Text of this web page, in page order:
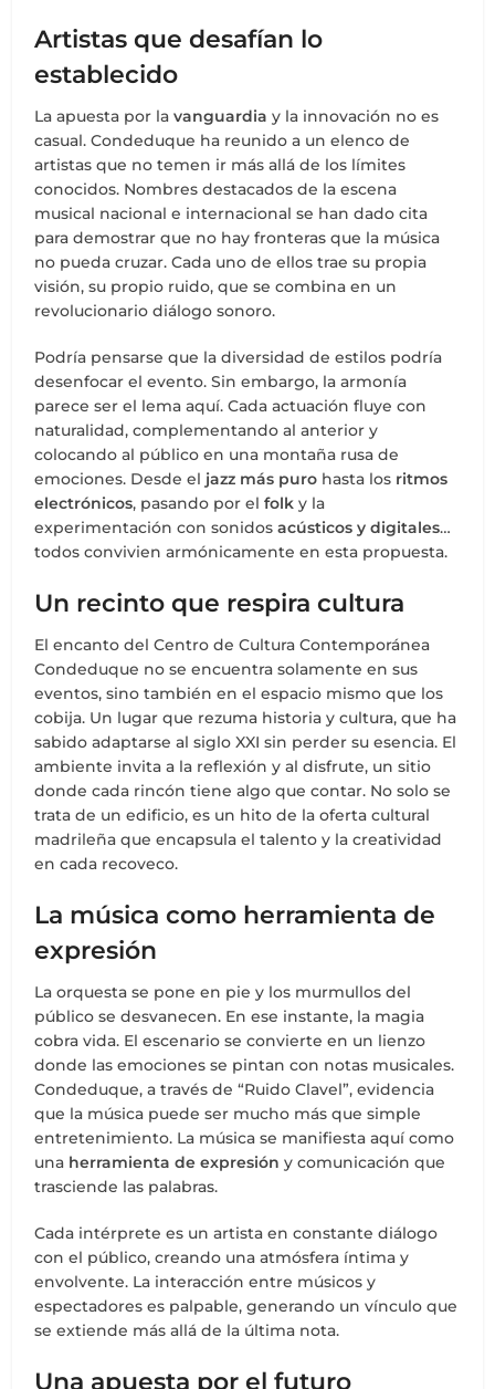
Artistas que desafían lo
establecido
La apuesta por lavanguardia y la innovación no es
casual. Condeduque ha reunido a un elenco de
artistas que no temen ir más allá de los límites
conocidos. Nombres destacados de la escena
musical nacional e internacional se han dado cita
para demostrar que no hay fronteras que la música
no pueda cruzar. Cada uno de ellos trae su propia
visión, su propio ruido, que se combina en un
revolucionario diálogo sonoro.
Podría pensarse que la diversidad de estilos podría
desenfocar el evento. Sin embargo, la armonía
parece ser el lema aquí. Cada actuación fluye con
naturalidad, complementando al anterior y
colocando al público en una montaña rusa de
emociones. Desde el jazz más puro hasta los ritmos
electrónicos, pasando por elfolk y la
experimentación con sonidosacústicos y digitales…
todos convivien armónicamente en esta propuesta.
Un recinto que respira cultura
El encanto del Centro de Cultura Contemporánea
Condeduque no se encuentra solamente en sus
eventos, sino también en el espacio mismo que los
cobija. Un lugar que rezuma historia y cultura, que ha
sabido adaptarse al siglo XXI sin perder su esencia. El
ambiente invita a la reflexión y al disfrute, un sitio
donde cada rincón tiene algo que contar. No solo se
trata de un edificio, es un hito de la oferta cultural
madrileña que encapsula el talento y la creatividad
en cada recoveco.
La música como herramienta de
expresión
La orquesta se pone en pie y los murmullos del
público se desvanecen. En ese instante, la magia
cobra vida. El escenario se convierte en un lienzo
donde las emociones se pintan con notas musicales.
Condeduque, a través de “Ruido Clavel”, evidencia
que la música puede ser mucho más que simple
entretenimiento. La música se manifiesta aquí como
una herramienta de expresión y comunicación que
trasciende las palabras.
Cada intérprete es un artista en constante diálogo
con el público, creando una atmósfera íntima y
envolvente. La interacción entre músicos y
espectadores es palpable, generando un vínculo que
se extiende más allá de la última nota.
Una apuesta por el futuro